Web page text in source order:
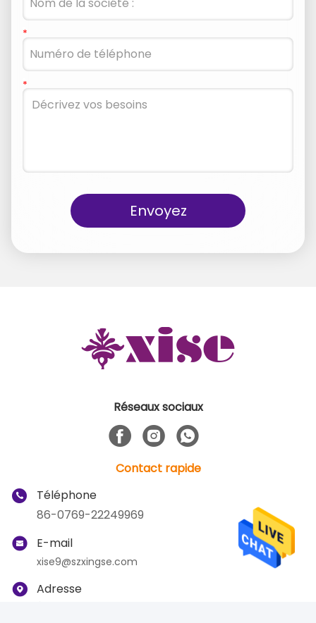
Envoyez
Réseaux sociaux
Contact rapide
Téléphone
86-0769-22249969
E-mail
xise9@szxingse.com
Adresse